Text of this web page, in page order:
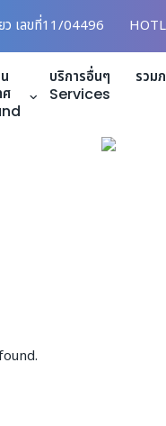
ว เลขที่11/04496
ศ
บริการอื่นๆ
Services
รวม